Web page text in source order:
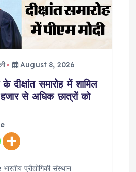
August 8, 2026
दीक्षांत समारोह में शामिल
से अधिक छात्रों को
प्रौद्योगिकी संस्थान